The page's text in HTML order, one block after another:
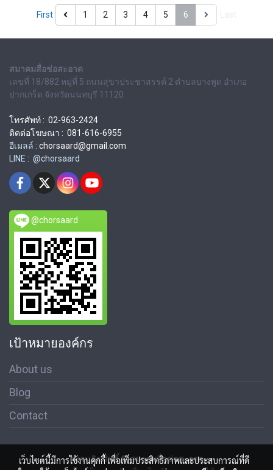
First 1 2 3 4 5 6
สมาคมสื่อช่อสะอาด
เลขที่ 18/882 หมู่ที่ 5 ถนนสุขาประชาสรรค์ 2 ตำบลบางพูด อำเภอ
ปากเกร็ด จังหวัดนนทบุรี 11120
โทรศัพท์ : 02-963-2424
ติดต่อโฆษณา : 081-616-6955
อีเมลล์ : chorsaard@gmail.com
LINE : @chorsaard
@chorsaard
เป้าหมายองค์กร
About us
Blog
Contact
สงวนลิขสิทธิ์ © สมาคมสื่อช่อสะอาด
เว็บไซต์นี้มีการใช้งานคุกกี้ เพื่อเพิ่มประสิทธิภาพและประสบการณ์ที่ดี